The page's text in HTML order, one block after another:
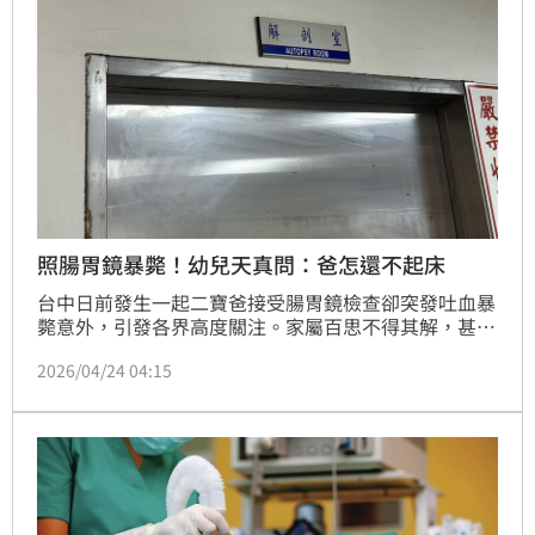
照腸胃鏡暴斃！幼兒天真問：爸怎還不起床
台中日前發生一起二寶爸接受腸胃鏡檢查卻突發吐血暴
斃意外，引發各界高度關注。家屬百思不得其解，甚至
小孩子天真詢問「爸爸怎麼還不起床」，崩潰心碎。
2026/04/24 04:15